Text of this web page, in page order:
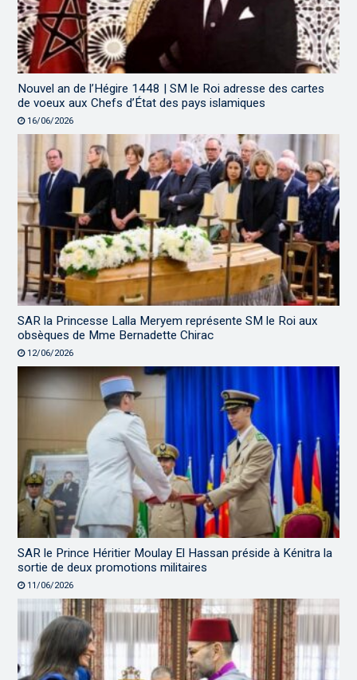
Nouvel an de l’Hégire 1448 | SM le Roi adresse des cartes
de voeux aux Chefs d’État des pays islamiques
16/06/2026
SAR la Princesse Lalla Meryem représente SM le Roi aux
obsèques de Mme Bernadette Chirac
12/06/2026
SAR le Prince Héritier Moulay El Hassan préside à Kénitra la
sortie de deux promotions militaires
11/06/2026